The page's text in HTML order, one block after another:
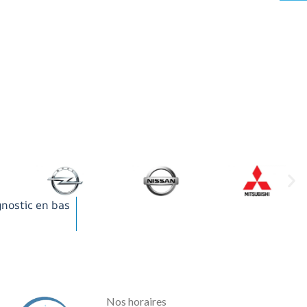
en bas
Nos horaires